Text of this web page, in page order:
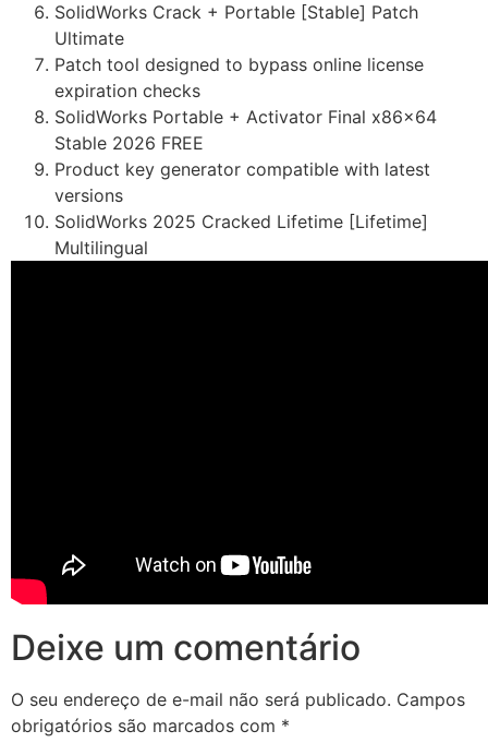
SolidWorks Crack + Portable [Stable] Patch
Ultimate
Patch tool designed to bypass online license
expiration checks
SolidWorks Portable + Activator Final x86x64
Stable 2026 FREE
Product key generator compatible with latest
versions
SolidWorks 2025 Cracked Lifetime [Lifetime]
Multilingual
Deixe um comentário
O seu endereço de e-mail não será publicado. Campos
obrigatórios são marcados com *